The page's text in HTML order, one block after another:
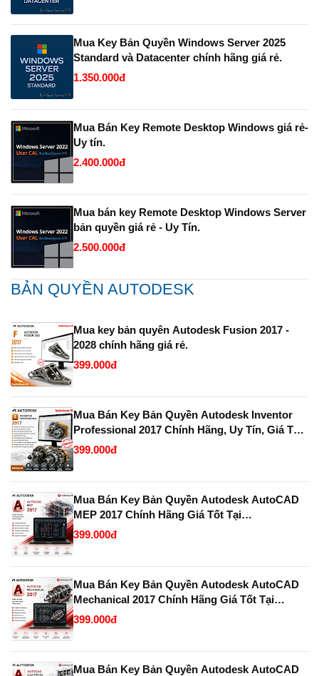
Mua Key Bản Quyền Windows Server 2025
Standard và Datacenter chính hãng giá rẻ.
1.350.000đ
Mua Bán Key Remote Desktop Windows giá rẻ-
Uy tín.
2.400.000đ
Mua bán key Remote Desktop Windows Server
bản quyền giá rẻ - Uy Tín.
2.500.000đ
BẢN QUYỀN AUTODESK
Mua key bản quyên Autodesk Fusion 2017 -
2028 chính hãng giá rẻ.
399.000đ
Mua Bán Key Bản Quyền Autodesk Inventor
Professional 2017 Chính Hãng, Uy Tín, Giá Tốt
Tại KeyBanQuyen.VN
399.000đ
Mua Bán Key Bản Quyền Autodesk AutoCAD
MEP 2017 Chính Hãng Giá Tốt Tại
KeyBanQuyen.VN
399.000đ
Mua Bán Key Bản Quyền Autodesk AutoCAD
Mechanical 2017 Chính Hãng Giá Tốt Tại
KeyBanQuyen.VN
399.000đ
Mua Bán Key Bản Quyền Autodesk AutoCAD